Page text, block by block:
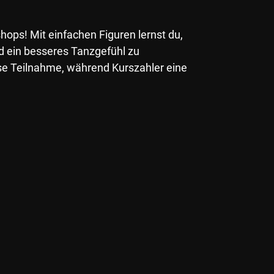
Mit einfachen Figuren lernst du,
ein besseres Tanzgefühl zu
Teilnahme, während Kurszahler eine